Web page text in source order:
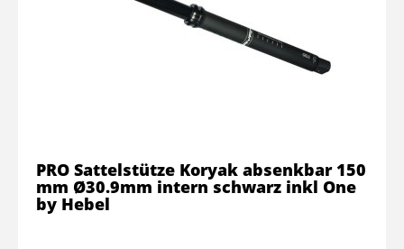
PRO Sattelstütze Koryak absenkbar 150
mm Ø30.9mm intern schwarz inkl One
by Hebel